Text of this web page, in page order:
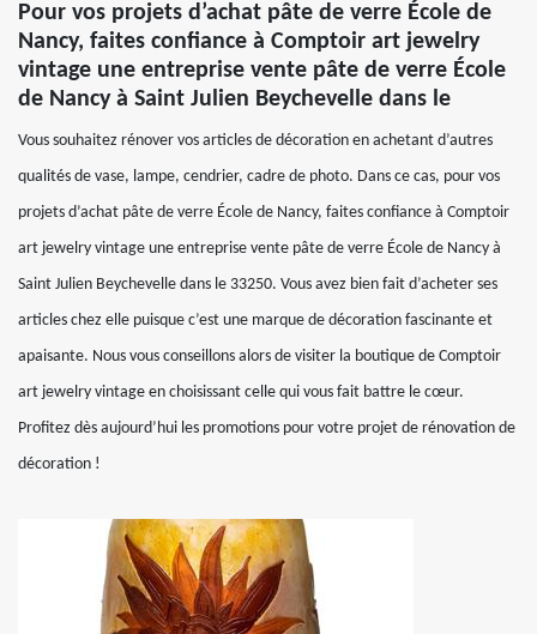
Pour vos projets d’achat pâte de verre École de
Nancy, faites confiance à Comptoir art jewelry
vintage une entreprise vente pâte de verre École
de Nancy à Saint Julien Beychevelle dans le
Vous souhaitez rénover vos articles de décoration en achetant d’autres
qualités de vase, lampe, cendrier, cadre de photo. Dans ce cas, pour vos
projets d’achat pâte de verre École de Nancy, faites confiance à Comptoir
art jewelry vintage une entreprise vente pâte de verre École de Nancy à
Saint Julien Beychevelle dans le 33250. Vous avez bien fait d’acheter ses
articles chez elle puisque c’est une marque de décoration fascinante et
apaisante. Nous vous conseillons alors de visiter la boutique de Comptoir
art jewelry vintage en choisissant celle qui vous fait battre le cœur.
Profitez dès aujourd’hui les promotions pour votre projet de rénovation de
décoration !